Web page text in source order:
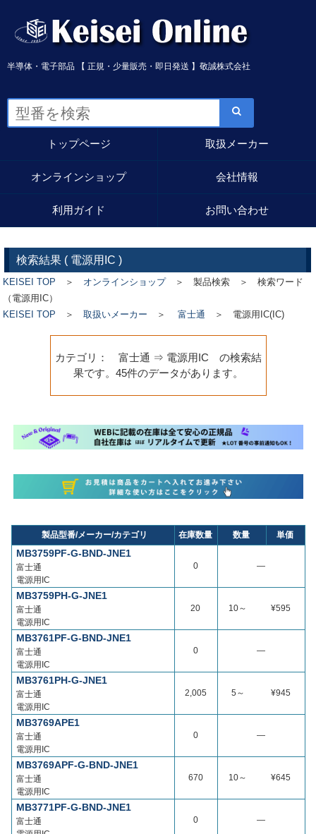
半導体・電子部品 【 正規・少量販売・即日発送 】敬誠株式会社
トップページ 取扱メーカー
オンラインショップ 会社情報
利用ガイド お問い合わせ
検索結果 ( 電源用IC )
KEISEI TOP ＞ オンラインショップ＞ 製品検索 ＞ 検索ワード
（電源用IC）
KEISEI TOP ＞取扱いメーカー ＞富士通 ＞ 電源用IC(IC)
カテゴリ： 富士通 ⇒ 電源用IC の検索結
果です。45件のデータがあります。
製品型番/メーカー/カテゴリ 在庫数量 数量 単価
MB3759PF-G-BND-JNE1
富士通
電源用IC
0 ―
MB3759PH-G-JNE1
富士通
電源用IC
20 10～ ¥595
MB3761PF-G-BND-JNE1
富士通
電源用IC
0 ―
MB3761PH-G-JNE1
富士通
電源用IC
2,005 5～ ¥945
MB3769APE1
富士通
電源用IC
0 ―
MB3769APF-G-BND-JNE1
富士通
電源用IC
670 10～ ¥645
MB3771PF-G-BND-JNE1
富士通
0 ―